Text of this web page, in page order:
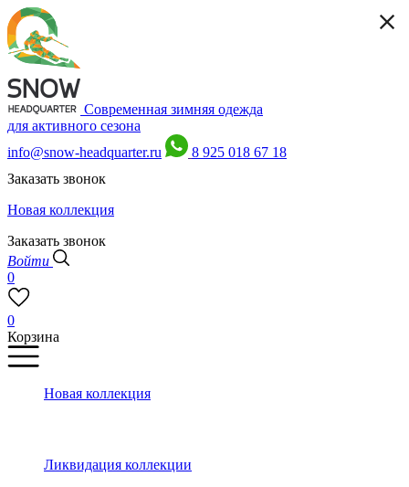
Современная зимняя одежда
для активного сезона
info@snow-headquarter.ru
8 925 018 67 18
Заказать звонок
Новая коллекция
Заказать звонок
Войти
0
0
Корзина
Новая коллекция
Ликвидация коллекции